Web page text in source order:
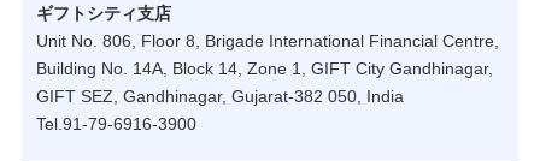
ギフトシティ支店
Unit No. 806, Floor 8, Brigade International Financial Centre,
Building No. 14A, Block 14, Zone 1, GIFT City Gandhinagar,
GIFT SEZ, Gandhinagar, Gujarat-382 050, India
Tel.91-79-6916-3900